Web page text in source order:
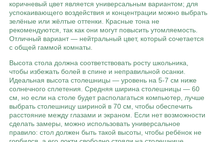
коричневый цвет является универсальным вариантом; для
успокаивающего воздействия и концентрации можно выбрать
зелёные или жёлтые оттенки. Красные тона не
рекомендуются, так как они могут повысить утомляемость.
Отличный вариант — нейтральный цвет, который сочетается
с общей гаммой комнаты.
Высота стола должна соответствовать росту школьника,
чтобы избежать болей в спине и неправильной осанки.
Идеальная высота столешницы — уровень на 5-7 см ниже
солнечного сплетения. Средняя ширина столешницы — 60
см, но если на столе будет располагаться компьютер, лучше
выбрать столешницу шириной в 70 см, чтобы обеспечить
расстояние между глазами и экраном. Если нет возможности
сделать замеры, можно использовать универсальное
правило: стол должен быть такой высоты, чтобы ребёнок не